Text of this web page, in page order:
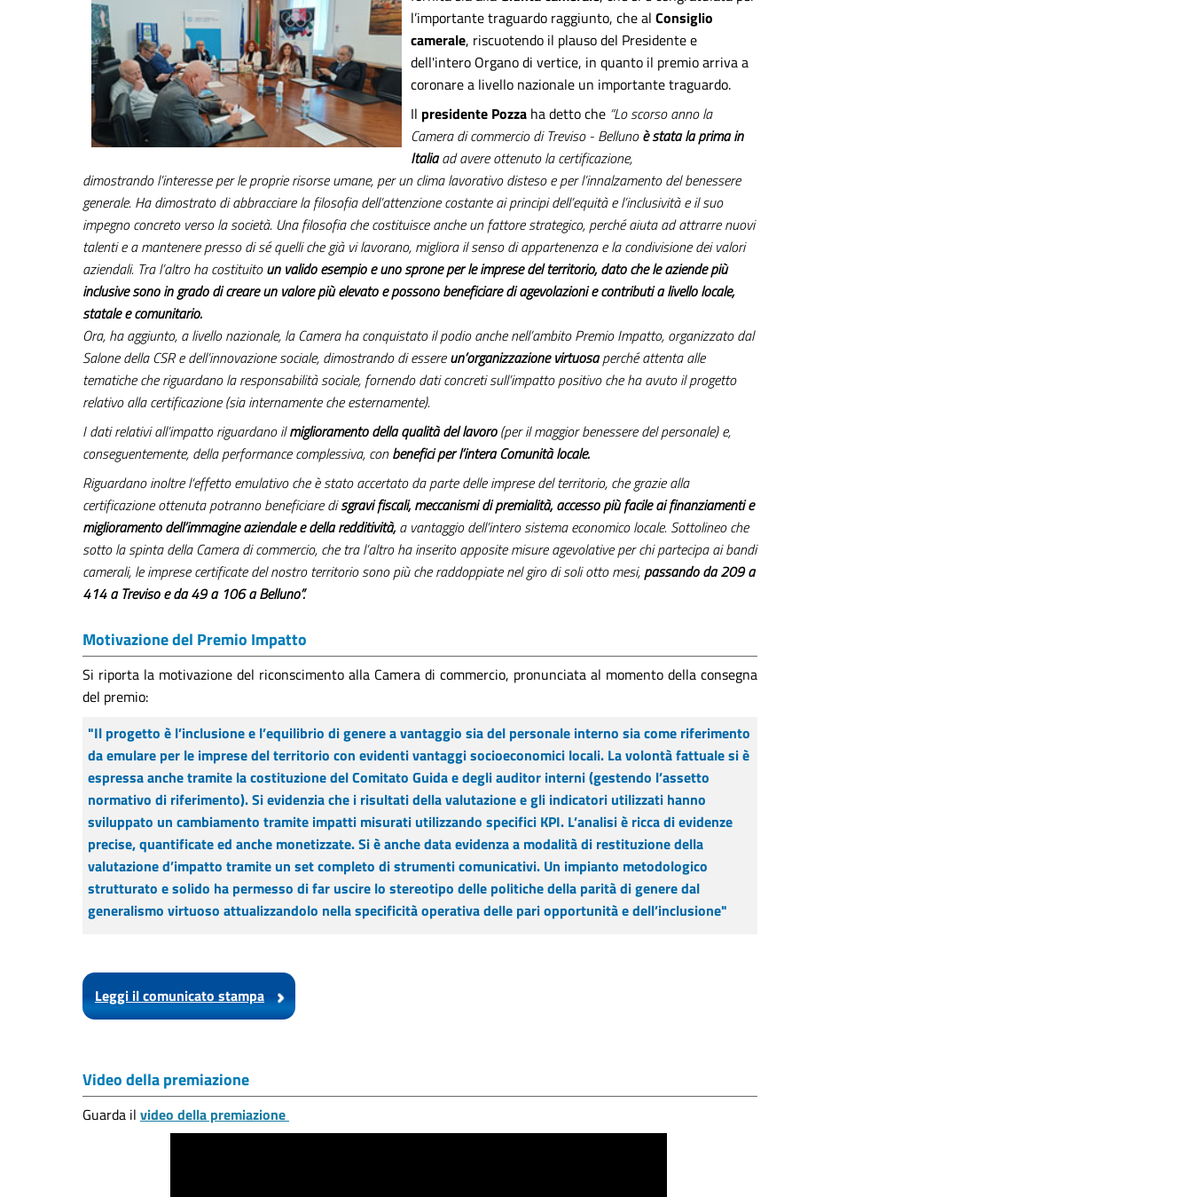
l’importante traguardo raggiunto, che al Consiglio
camerale, riscuotendo il plauso del Presidente e
dell'intero Organo di vertice, in quanto il premio arriva a
coronare a livello nazionale un importante traguardo.
Il presidente Pozza ha detto che “Lo scorso anno la
Camera di commercio di Treviso - Bellunoè stata la prima in
Italiaad avere ottenuto la certificazione,
dimostrando l’interesse per le proprie risorse umane, per un clima lavorativo disteso e per l’innalzamento del benessere
generale. Ha dimostrato di abbracciare la filosofiadell’attenzione costante ai principi dell’equità e l’inclusività e il suo
impegno concreto verso la società. Una filosofia che costituisce anche un fattore strategico, perché aiuta ad attrarre nuovi
talenti e a mantenere presso di sé quelli che già vi lavorano, migliora il senso di appartenenza e la condivisione dei valori
aziendali. Tra l’altro ha costituitoun valido esempio e uno sprone per le imprese del territorio, dato che le aziende più
inclusive sono in grado di creare un valore più elevato e possono beneficiare di agevolazioni e contributi a livello locale,
statale e comunitario.
Ora, ha aggiunto, a livello nazionale, la Camera ha conquistato il podio anche nell’ambito Premio Impatto, organizzato dal
Salone della CSR e dell’innovazione sociale, dimostrando di essereun’organizzazione virtuosaperché attenta alle
tematiche che riguardano la responsabilità sociale, fornendo dati concreti sull’impatto positivo che ha avuto il progetto
relativo alla certificazione (sia internamente che esternamente).
I dati relativi all’impatto riguardano ilmiglioramento della qualità del lavoro(per il maggior benessere del personale) e,
conseguentemente, della performance complessiva, conbenefici per l’intera Comunità locale.
Riguardano inoltre l‘effetto emulativo che è stato accertato da parte delle imprese del territorio, che grazie alla
certificazione ottenuta potranno beneficiare disgravi fiscali, meccanismi di premialità, accesso più facile ai finanziamenti e
miglioramento dell’immagine aziendale e della redditività, a vantaggio dell’intero sistema economico locale. Sottolineo che
sotto la spinta della Camera di commercio, che tra l’altro ha inserito apposite misure agevolative per chi partecipa ai bandi
camerali, le imprese certificate del nostro territorio sono più che raddoppiate nel giro di soli otto mesi,passando da 209 a
414 a Treviso e da 49 a 106 a Belluno”.
Motivazione del Premio Impatto
Si riporta la motivazione del riconscimento alla Camera di commercio, pronunciata al momento della consegna
del premio:
"Il progetto è l’inclusione e l’equilibrio di genere a vantaggio sia del personale interno sia come riferimento
da emulare per le imprese del territorio con evidenti vantaggi socioeconomici locali. La volontà fattuale si è
espressa anche tramite la costituzione del Comitato Guida e degli auditor interni (gestendo l’assetto
normativo di riferimento). Si evidenzia che i risultati della valutazione e gli indicatori utilizzati hanno
sviluppato un cambiamento tramite impatti misurati utilizzando specifici KPI. L’analisi è ricca di evidenze
precise, quantificate ed anche monetizzate. Si è anche data evidenza a modalità di restituzione della
valutazione d’impatto tramite un set completo di strumenti comunicativi. Un impianto metodologico
strutturato e solido ha permesso di far uscire lo stereotipo delle politiche della parità di genere dal
generalismo virtuoso attualizzandolo nella specificità operativa delle pari opportunità e dell’inclusione"
Leggi il comunicato stampa
Video della premiazione
Guarda il video della premiazione